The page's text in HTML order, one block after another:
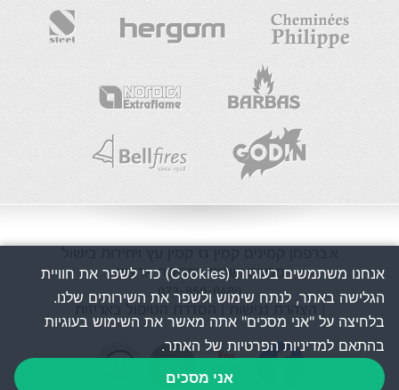
מכירה ושרות בפריסה ארצית
073-850-0480
| הצהרת נגישות
אנחנו משתמשים בעוגיות (Cookies) כדי לשפר את חוויית
הגלישה באתר, לנתח שימוש ולשפר את השירותים שלנו.
בלחיצה על "אני מסכים" אתה מאשר את השימוש בעוגיות
בהתאם למדיניות הפרטיות של האתר.
אני מסכים